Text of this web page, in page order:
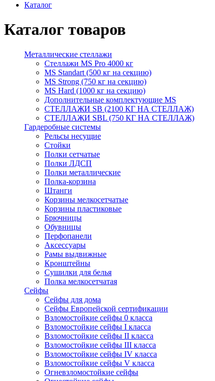
Каталог
Каталог товаров
Металлические стеллажи
Стеллажи MS Pro 4000 кг
MS Standart (500 кг на секцию)
MS Strong (750 кг на секцию)
MS Hard (1000 кг на секцию)
Дополнительные комплектующие MS
СТЕЛЛАЖИ SB (2100 КГ НА СТЕЛЛАЖ)
СТЕЛЛАЖИ SBL (750 КГ НА СТЕЛЛАЖ)
Гардеробные системы
Рельсы несущие
Стойки
Полки сетчатые
Полки ЛДСП
Полки металлические
Полка-корзина
Штанги
Корзины мелкосетчатые
Корзины пластиковые
Брючницы
Обувницы
Перфопанели
Аксессуары
Рамы выдвижные
Кронштейны
Сушилки для белья
Полка мелкосетчатая
Сейфы
Сейфы для дома
Сейфы Европейской сертификации
Взломостойкие сейфы 0 класса
Взломостойкие сейфы I класса
Взломостойкие сейфы II класса
Взломостойкие сейфы III класса
Взломостойкие сейфы IV класса
Взломостойкие сейфы V класса
Огневзломостойкие сейфы